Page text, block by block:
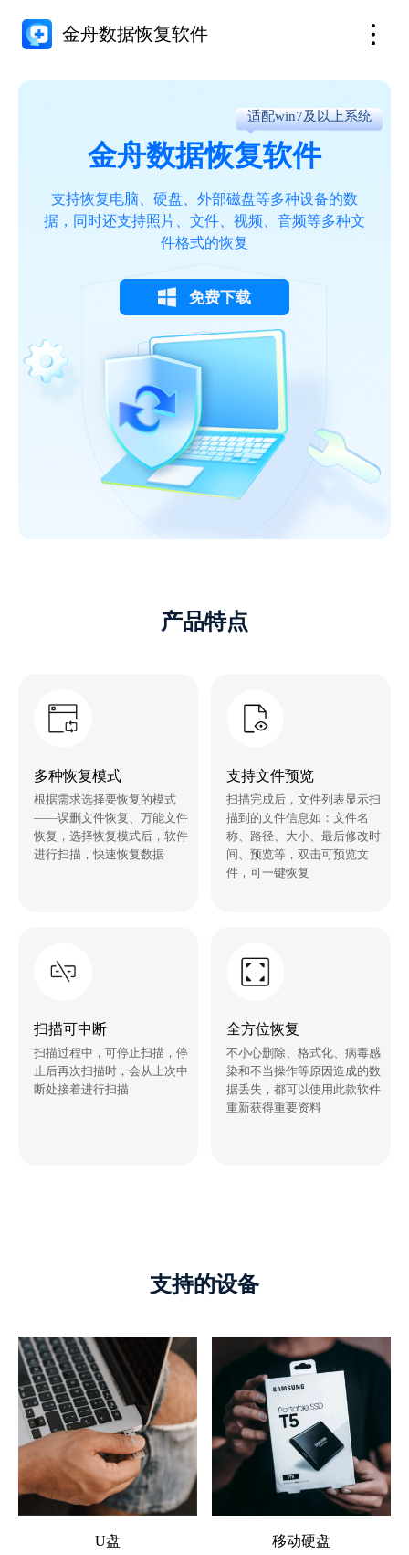
金舟数据恢复软件
金舟数据恢复软件
适配win7及以上系统
支持恢复电脑、硬盘、外部磁盘等多种设备的数
据，同时还支持照片、文件、视频、音频等多种文
件格式的恢复
免费下载
产品特点
多种恢复模式
根据需求选择要恢复的模式
——误删文件恢复、万能文件
恢复，选择恢复模式后，软件
进行扫描，快速恢复数据
支持文件预览
扫描完成后，文件列表显示扫
描到的文件信息如：文件名
称、路径、大小、最后修改时
间、预览等，双击可预览文
件，可一键恢复
扫描可中断
扫描过程中，可停止扫描，停
止后再次扫描时，会从上次中
断处接着进行扫描
全方位恢复
不小心删除、格式化、病毒感
染和不当操作等原因造成的数
据丢失，都可以使用此款软件
重新获得重要资料
支持的设备
U盘 移动硬盘